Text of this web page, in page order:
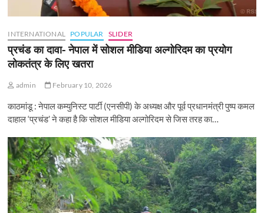
INTERNATIONAL POPULAR SLIDER
प्रचंड का दावा- नेपाल में सोशल मीडिया अल्गोरिदम का प्रयोग
लोकतंत्र के लिए खतरा
admin February 10, 2026
काठमांडू : नेपाल कम्युनिस्ट पार्टी (एनसीपी) के अध्यक्ष और पूर्व प्रधानमंत्री पुष्प कमल
दाहाल ‘प्रचंड’ ने कहा है कि सोशल मीडिया अल्गोरिदम से जिस तरह का…